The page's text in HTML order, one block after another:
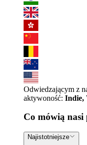
Odwiedzającym z
aktywoność: Indie,
Co mówią
Najistotniejsze